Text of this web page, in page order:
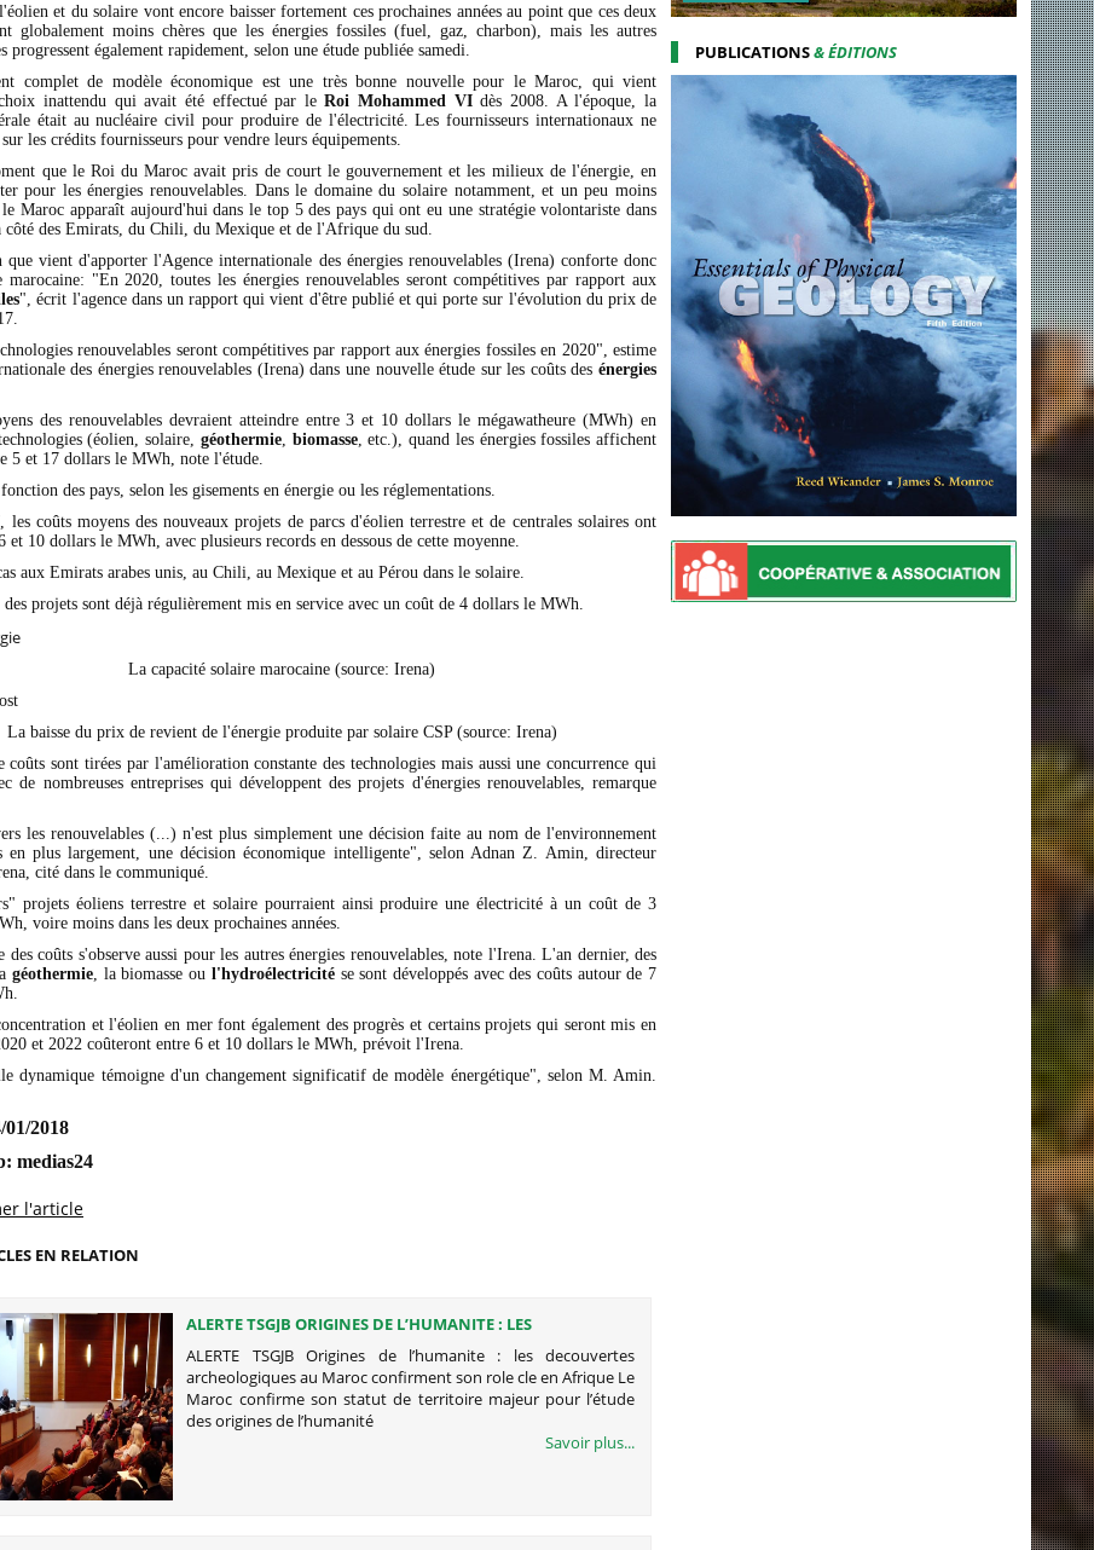
et du solaire vont encore baisser fortement ces prochaines années au point que ces deux
globalement moins chères que les énergies fossiles (fuel, gaz, charbon), mais les autres
progressent également rapidement, selon une étude publiée samedi.
complet de modèle économique est une très bonne nouvelle pour le Maroc, qui vient
inattendu qui avait été effectué par leRoi Mohammed VIdès 2008. A l'époque, la
était au nucléaire civil pour produire de l'électricité. Les fournisseurs internationaux ne
les crédits fournisseurs pour vendre leurs équipements.
que le Roi du Maroc avait pris de court le gouvernement et les milieux de l'énergie, en
pour les énergies renouvelables. Dans le domaine du solaire notamment, et un peu moins
Maroc apparaît aujourd'hui dans le top 5 des pays qui ont eu une stratégie volontariste dans
côté des Emirats, du Chili, du Mexique et de l'Afrique du sud.
vient d'apporter l'Agence internationale des énergies renouvelables (Irena) conforte donc
marocaine: "En 2020, toutes les énergies renouvelables seront compétitives par rapport aux
", écrit l'agence dans un rapport qui vient d'être publié et qui porte sur l'évolution du prix de
renouvelables seront compétitives par rapport aux énergies fossiles en 2020", estime
des énergies renouvelables (Irena) dans une nouvelle étude sur les coûts des énergies
des renouvelables devraient atteindre entre 3 et 10 dollars le mégawatheure (MWh) en
(éolien, solaire, géothermie, biomasse, etc.), quand les énergies fossiles affichent
5 et 17 dollars le MWh, note l'étude.
des pays, selon les gisements en énergie ou les réglementations.
les coûts moyens des nouveaux projets de parcs d'éolien terrestre et de centrales solaires ont
et 10 dollars le MWh, avec plusieurs records en dessous de cette moyenne.
aux Emirats arabes unis, au Chili, au Mexique et au Pérou dans le solaire.
projets sont déjà régulièrement mis en service avec un coût de 4 dollars le MWh.
La capacité solaire marocaine (source: Irena)
La baisse du prix de revient de l'énergie produite par solaire CSP (source: Irena)
coûts sont tirées par l'amélioration constante des technologies mais aussi une concurrence qui
de nombreuses entreprises qui développent des projets d'énergies renouvelables, remarque
les renouvelables (...) n'est plus simplement une décision faite au nom de l'environnement
en plus largement, une décision économique intelligente", selon Adnan Z. Amin, directeur
cité dans le communiqué.
projets éoliens terrestre et solaire pourraient ainsi produire une électricité à un coût de 3
voire moins dans les deux prochaines années.
des coûts s'observe aussi pour les autres énergies renouvelables, note l'Irena. L'an dernier, des
géothermie , la biomasse ou l'hydroélectricitése sont développés avec des coûts autour de 7
et l'éolien en mer font également des progrès et certains projets qui seront mis en
et 2022 coûteront entre 6 et 10 dollars le MWh, prévoit l'Irena.
dynamique témoigne d'un changement significatif de modèle énergétique", selon M. Amin.
01/2018
medias24
l'article
EN RELATION
ALERTE TSGJB ORIGINES DE L’HUMANITE : LES
DECOUVERTES ARCHEOLOGIQUES AU MAROC
CONFIRMENT SON ROLE CLE EN AFRIQUE
ALERTE TSGJB Origines de l’humanite : les decouvertes
archeologiques au Maroc confirment son role cle en Afrique Le
Maroc confirme son statut de territoire majeur pour l’étude
des origines de l’humanité
Savoir plus...
PUBLICATIONS& ÉDITIONS